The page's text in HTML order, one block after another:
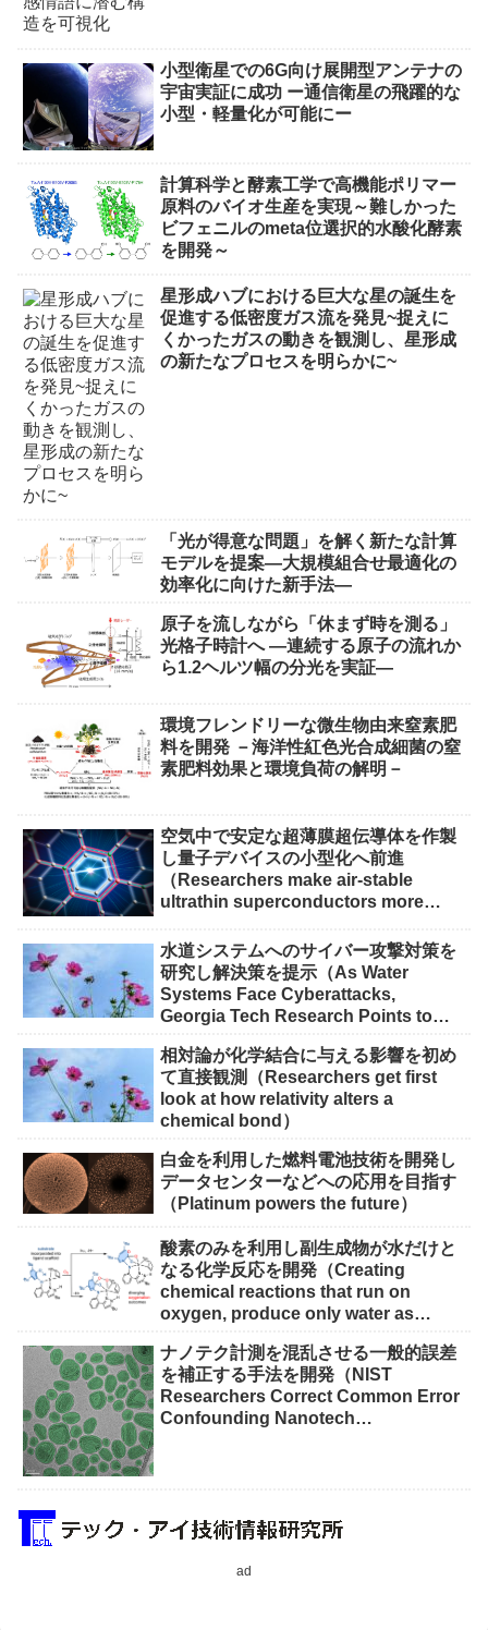
小型衛星での6G向け展開型アンテナの
宇宙実証に成功 ー通信衛星の飛躍的な
小型・軽量化が可能にー
計算科学と酵素工学で高機能ポリマー
原料のバイオ生産を実現～難しかった
ビフェニルのmeta位選択的水酸化酵素
を開発～
星形成ハブにおける巨大な星の誕生を
促進する低密度ガス流を発見~捉えに
くかったガスの動きを観測し、星形成
の新たなプロセスを明らかに~
「光が得意な問題」を解く新たな計算
モデルを提案―大規模組合せ最適化の
効率化に向けた新手法―
原子を流しながら「休まず時を測る」
光格子時計へ ―連続する原子の流れか
ら1.2ヘルツ幅の分光を実証―
環境フレンドリーな微生物由来窒素肥
料を開発 －海洋性紅色光合成細菌の窒
素肥料効果と環境負荷の解明－
空気中で安定な超薄膜超伝導体を作製
し量子デバイスの小型化へ前進
（Researchers make air-stable
ultrathin superconductors more
水道システムへのサイバー攻撃対策を
研究し解決策を提示（As Water
Systems Face Cyberattacks,
Georgia Tech Research Points to
相対論が化学結合に与える影響を初め
て直接観測（Researchers get first
look at how relativity alters a
chemical bond）
白金を利用した燃料電池技術を開発し
データセンターなどへの応用を目指す
（Platinum powers the future）
酸素のみを利用し副生成物が水だけと
なる化学反応を開発（Creating
chemical reactions that run on
oxygen, produce only water as
ナノテク計測を混乱させる一般的誤差
を補正する手法を開発（NIST
Researchers Correct Common Error
Confounding Nanotech
ad